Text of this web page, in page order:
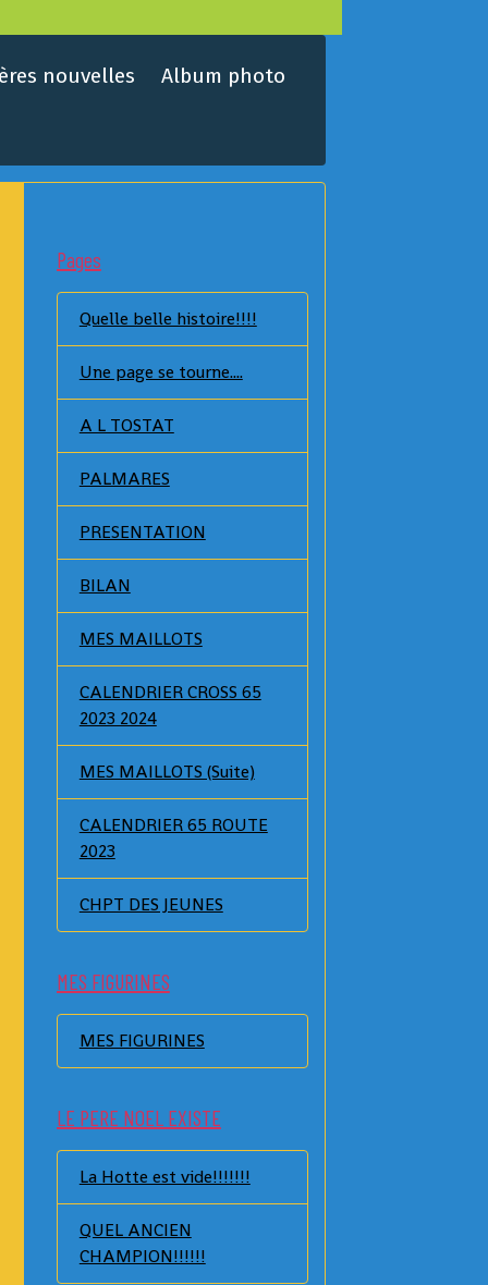
nouvelles
Album photo
Pages
Quelle belle histoire!!!!
Une page se tourne....
A L TOSTAT
PALMARES
PRESENTATION
BILAN
MES MAILLOTS
CALENDRIER CROSS 65
2023 2024
MES MAILLOTS (Suite)
CALENDRIER 65 ROUTE
2023
CHPT DES JEUNES
MES FIGURINES
MES FIGURINES
LE PERE NOEL EXISTE
La Hotte est vide!!!!!!!
QUEL ANCIEN
CHAMPION!!!!!!